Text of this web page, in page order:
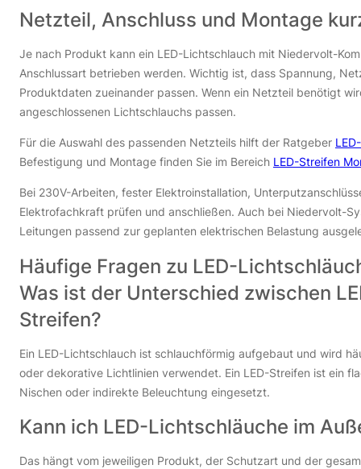
Netzteil, Anschluss und Montage
Je nach Produkt kann ein LED-Lichtschlauch mit Niedervolt-
Anschlussart betrieben werden. Wichtig ist, dass Spannung,
Produktdaten zueinander passen. Wenn ein Netzteil benötigt
angeschlossenen Lichtschlauchs passen.
Für die Auswahl des passenden Netzteils hilft der Ratgeber
Befestigung und Montage finden Sie im Bereich LED-Streifen
Bei 230V-Arbeiten, fester Elektroinstallation,
Elektrofachkraft prüfen und anschließen. Auch bei Niedervolt-
Leitungen passend zur geplanten elektrischen Belastung
Häufige Fragen zu LED-
Was ist der Unterschied zwischen
Streifen?
Ein LED-Lichtschlauch ist schlauchförmig aufgebaut und wird
oder dekorative Lichtlinien verwendet. Ein LED-Streifen ist ein
Nischen oder indirekte Beleuchtung eingesetzt.
Kann ich LED-Lichtschläuche im
Das hängt vom jeweiligen Produkt, der Schutzart und der